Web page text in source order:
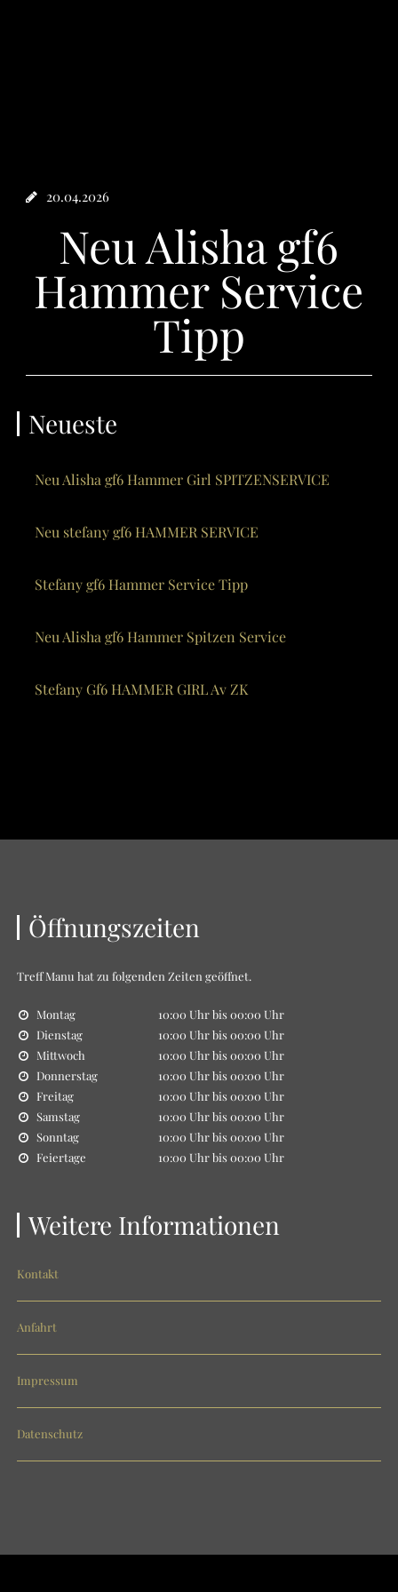
20.04.2026
Neu Alisha gf6
Hammer Service
Tipp
Neueste
Neu Alisha gf6 Hammer Girl SPITZENSERVICE
Neu stefany gf6 HAMMER SERVICE
Stefany gf6 Hammer Service Tipp
Neu Alisha gf6 Hammer Spitzen Service
Stefany Gf6 HAMMER GIRL Av ZK
Öffnungszeiten
Treff Manu hat zu folgenden Zeiten geöffnet.
Montag
10:00 Uhr bis 00:00 Uhr
Dienstag
10:00 Uhr bis 00:00 Uhr
Mittwoch
10:00 Uhr bis 00:00 Uhr
Donnerstag
10:00 Uhr bis 00:00 Uhr
Freitag
10:00 Uhr bis 00:00 Uhr
Samstag
10:00 Uhr bis 00:00 Uhr
Sonntag
10:00 Uhr bis 00:00 Uhr
Feiertage
10:00 Uhr bis 00:00 Uhr
Weitere Informationen
Kontakt
Anfahrt
Impressum
Datenschutz